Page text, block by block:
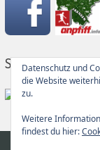
SG PARTNER
Datenschutz und
die Website
zu.
Weitere
findest du hier: